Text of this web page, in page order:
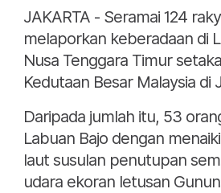
JAKARTA - Seramai 124
melaporkan keberadaan di
Nusa Tenggara Timur
Kedutaan Besar Malaysia di
Daripada jumlah itu, 53
Labuan Bajo dengan
laut susulan penutupan
udara ekoran letusan